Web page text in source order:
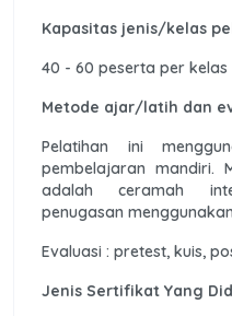
Kapasitas jenis/kelas
40 - 60 peserta per kelas
Metode ajar/latih dan
Pelatihan ini
pembelajaran mandiri.
adalah ceramah
penugasan
Evaluasi : pretest, kuis,
Jenis Sertifikat Yang